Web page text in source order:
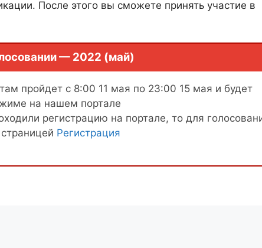
После этого вы сможете принять участие в
— 2022 (май)
пройдет с 8:00 11 мая по 23:00 15 мая и будет
на нашем портале
регистрацию на портале, то для
Регистрация